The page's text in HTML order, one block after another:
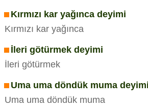
Kırmızı kar yağınca deyimi
Kırmızı kar yağınca
İleri götürmek deyimi
İleri götürmek
Uma uma döndük muma deyimi
Uma uma döndük muma